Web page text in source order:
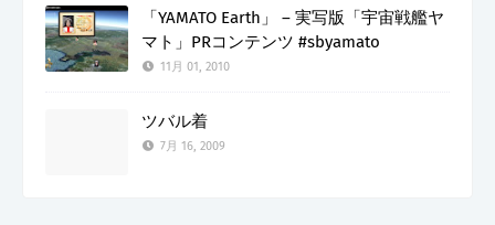
「YAMATO Earth」 – 実写版「宇宙戦艦ヤ
マト」PRコンテンツ #sbyamato
11月 01, 2010
ツバル着
7月 16, 2009